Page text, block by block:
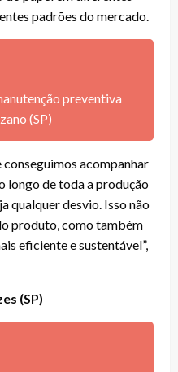
padrões do mercado.
preventiva
(SP)
acompanhar
longo de toda a produção
qualquer desvio. Isso não
produto, como também
eficiente e sustentável”,
(SP)